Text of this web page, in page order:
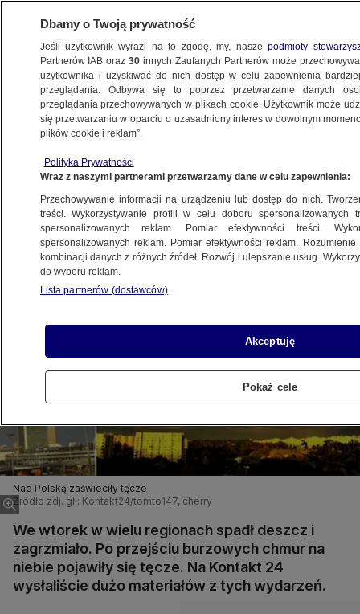
METEO
NAJNOWSZE
Reporterów 24
28.07.2015, 21:04
Udostępnij
Nad Polską zaświeciły tęcze
Źródło zdj. gł.: Kontakt24/tomto147, cherry
We wtorek w wielu regionach spadł deszcz i
zagrzmiało. Po przejściu burzowych chmur na
niebie pojawiły się tęcze. Na Kontakt 24
wysłaliście dużo materiałów z tych wydarzeń.
Dbamy o Twoją prywatność
Jeśli użytkownik wyrazi na to zgodę, my, naszepodmioty
Partnerów IAB oraz30 innych Zaufanych Partnerów może
użytkownika i uzyskiwać do nich dostęp w celu zapewnienia
przeglądania. Odbywa się to poprzez przetwarzanie danych
przeglądania przechowywanych w plikach cookie. Użytkownik może
się przetwarzaniu w oparciu o uzasadniony interes w dowolnym
plików cookie i reklam”.
Polityka Prywatności
Wraz z naszymi partnerami przetwarzamy dane w celu zapewnienia:
Przechowywanie informacji na urządzeniu lub dostęp do nich.
treści. Wykorzystywanie profili w celu doboru spersonalizowanych
spersonalizowanych reklam. Pomiar efektywności treści.
spersonalizowanych reklam. Pomiar efektywności reklam.
kombinacji danych z różnych źródeł. Rozwój i ulepszanie usług.
do wyboru reklam.
Lista partnerów (dostawców)
Akceptuję
Pokaż cele